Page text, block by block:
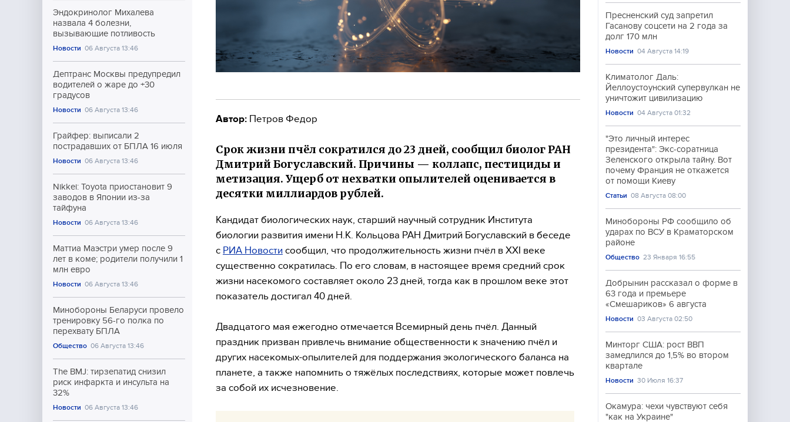
Эндокринолог Михалева
назвала 4 болезни,
вызывающие потливость
Новости 06 Августа 13:46
Дептранс Москвы предупредил
водителей о жаре до +30
градусов
Новости 06 Августа 13:46
Грайфер: выписали 2
пострадавших от БПЛА 16 июля
Новости 06 Августа 13:46
Nikkei: Toyota приостановит 9
заводов в Японии из-за
тайфуна
Новости 06 Августа 13:46
Маттиа Маэстри умер после 9
лет в коме; родители получили 1
млн евро
Новости 06 Августа 13:46
Минобороны Беларуси провело
тренировку 56-го полка по
перехвату БПЛА
Общество 06 Августа 13:46
The BMJ: тирзепатид снизил
риск инфаркта и инсульта на
32%
Новости 06 Августа 13:46
Автор: Петров Федор
Срок жизни пчёл сократился до 23 дней, сообщил биолог РАН
Дмитрий Богуславский. Причины — коллапс, пестициды и
метизация. Ущерб от нехватки опылителей оценивается в
десятки миллиардов рублей.
Кандидат биологических наук, старший научный сотрудник Института
биологии развития имени Н.К. Кольцова РАН Дмитрий Богуславский в беседе
с РИА Новости сообщил, что продолжительность жизни пчёл в XXI веке
существенно сократилась. По его словам, в настоящее время средний срок
жизни насекомого составляет около 23 дней, тогда как в прошлом веке этот
показатель достигал 40 дней.
Двадцатого мая ежегодно отмечается Всемирный день пчёл. Данный
праздник призван привлечь внимание общественности к значению пчёл и
других насекомых-опылителей для поддержания экологического баланса на
планете, а также напомнить о тяжёлых последствиях, которые может повлечь
за собой их исчезновение.
Пресненский суд запретил
Гасанову соцсети на 2 года за
долг 170 млн
Новости 04 Августа 14:19
Климатолог Даль:
Йеллоустоунский супервулкан не
уничтожит цивилизацию
Новости 04 Августа 01:32
"Это личный интерес
президента": Экс-соратница
Зеленского открыла тайну. Вот
почему Франция не откажется
от помощи Киеву
Статьи 08 Августа 08:00
Минобороны РФ сообщило об
ударах по ВСУ в Краматорском
районе
Общество 23 Января 16:55
Добрынин рассказал о форме в
63 года и премьере
«Смешариков» 6 августа
Новости 03 Августа 02:50
Минторг США: рост ВВП
замедлился до 1,5% во втором
квартале
Новости 30 Июля 16:37
Окамура: чехи чувствуют себя
"как на Украине"